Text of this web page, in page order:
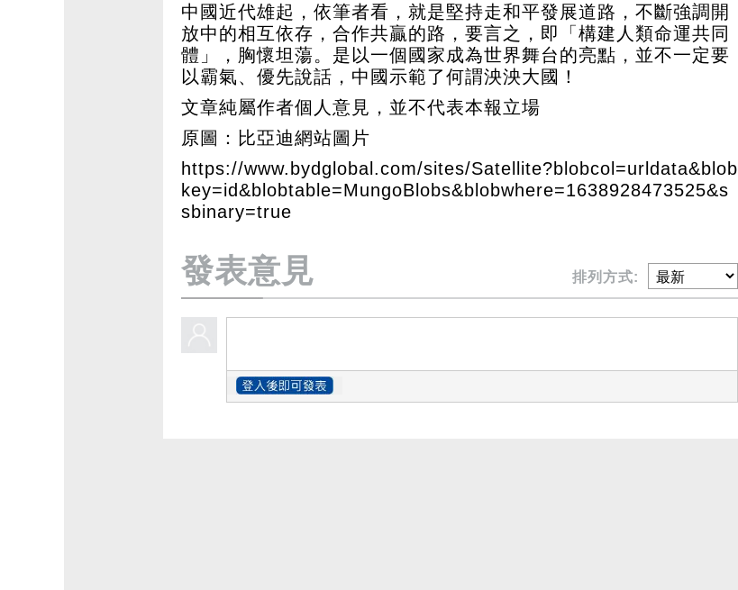
中國近代雄起，依筆者看，就是堅持走和平發展道路，不斷強調開
放中的相互依存，合作共贏的路，要言之，即「構建人類命運共同
體」，胸懷坦蕩。是以一個國家成為世界舞台的亮點，並不一定要
以霸氣、優先說話，中國示範了何謂泱泱大國！
文章純屬作者個人意見，並不代表本報立場
原圖：比亞迪網站圖片
https://www.bydglobal.com/sites/Satellite?blobcol=urldata&blob
key=id&blobtable=MungoBlobs&blobwhere=1638928473525&s
sbinary=true
發表意見 排列方式: